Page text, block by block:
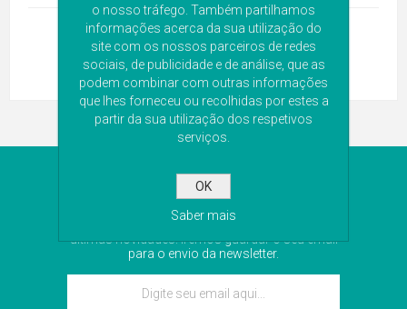
NEWSLETTER
Subscreva a nossa newsletter para receber as
últimas novidades. Iremos guardar o seu email
para o envio da newsletter.
o nosso tráfego. Também partilhamos
informações acerca da sua utilização do
site com os nossos parceiros de redes
sociais, de publicidade e de análise, que as
podem combinar com outras informações
que lhes forneceu ou recolhidas por estes a
partir da sua utilização dos respetivos
serviços.
OK
Saber mais